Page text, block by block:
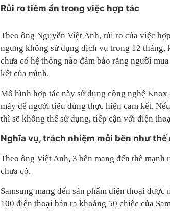
Rủi ro tiềm ẩn trong việc hợp tác
Theo ông Nguyễn Việt Anh, rủi ro của việc
ngưng không sử dụng dịch vụ trong 12 tháng,
chưa có hệ thống nào đảm bảo rằng người
kết của mình.
Mô hình hợp tác này sử dụng công nghệ
máy để người tiêu dùng thực hiện cam kết.
thì sẽ không thể sử dụng, tiếp cận với điện
Nghĩa vụ, trách nhiệm mỗi bên như thế
Theo ông Việt Anh, 3 bên mang đến thế
chưa có.
Samsung mang đến sản phẩm điện thoại
100 điện thoại bán ra khoảng 50 chiếc của